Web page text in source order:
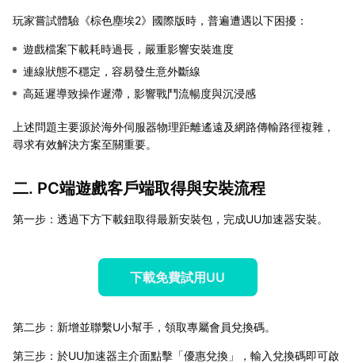
玩家嘗試體驗《棕色塵埃2》國際版時，普遍遭遇以下困擾：
遊戲檔案下載耗時過長，嚴重影響安裝進度
連線狀態不穩定，容易發生意外斷線
高延遲導致操作遲滯，影響戰鬥流暢度與沉浸感
上述問題主要源於海外伺服器物理距離遙遠及網路傳輸路徑複雜，
尋求有效解決方案至關重要。
二. PC端遊戲客戶端取得與安裝流程
第一步：透過下方下載鈕取得最新安裝包，完成UU加速器安裝。
下載免費試用UU
第二步：新增並聯繫U小幫手，領取專屬會員兌換碼。
第三步：於UU加速器主介面點擊「優惠兌換」，輸入兌換碼即可啟